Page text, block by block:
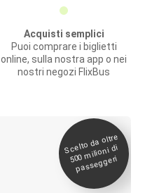
Acquisti semplici
Puoi comprare i biglietti
online, sulla nostra app o nei
nostri negozi FlixBus
Scelto da oltre
500
milioni di
passeggeri